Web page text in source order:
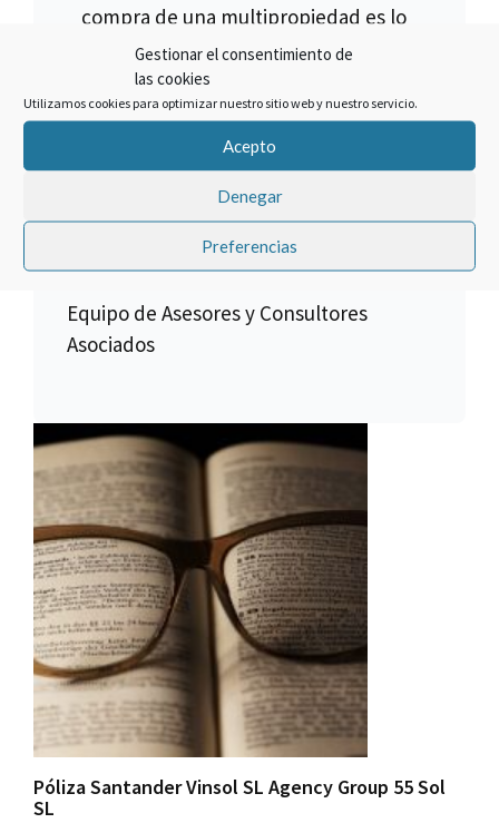
Gestionar el consentimiento de
las cookies
Utilizamos cookies para optimizar nuestro sitio web y nuestro servicio.
Acepto
Denegar
Preferencias
compra de una multipropiedad es lo
que hacemos, pero no todos los
créditos son anulables, para ello es
necesario verificar toda la
documentación.
El equipo jurídico de Asesores y
Consultores Asociados le dará el mejor
asesoramiento. Conocenos.
Equipo de Asesores y Consultores
Asociados
Póliza Santander Vinsol SL Agency Group 55 Sol
SL